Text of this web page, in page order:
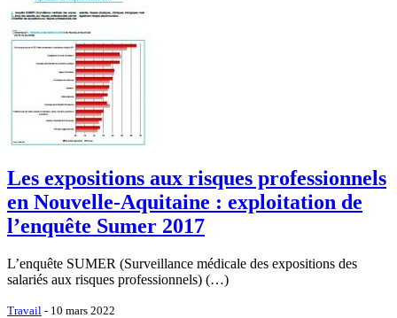
Les expositions aux risques professionnels
en Nouvelle-Aquitaine : exploitation de
l’enquête Sumer 2017
L’enquête SUMER (Surveillance médicale des expositions des
salariés aux risques professionnels) (…)
Travail - 10 mars 2022